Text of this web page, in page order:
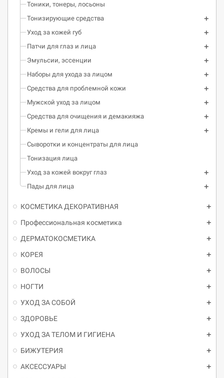
Тоники, тонеры, лосьоны
Тонизирующие средства
Уход за кожей губ
Патчи для глаз и лица
Эмульсии, эссенции
Наборы для ухода за лицом
Средства для проблемной кожи
Мужской уход за лицом
Средства для очищения и демакияжа
Кремы и гели для лица
Сыворотки и концентраты для лица
Тонизация лица
Уход за кожей вокруг глаз
Пады для лица
КОСМЕТИКА ДЕКОРАТИВНАЯ
Профессиональная косметика
ДЕРМАТОКОСМЕТИКА
КОРЕЯ
ВОЛОСЫ
НОГТИ
УХОД ЗА СОБОЙ
ЗДОРОВЬЕ
УХОД ЗА ТЕЛОМ И ГИГИЕНА
БИЖУТЕРИЯ
АКСЕССУАРЫ